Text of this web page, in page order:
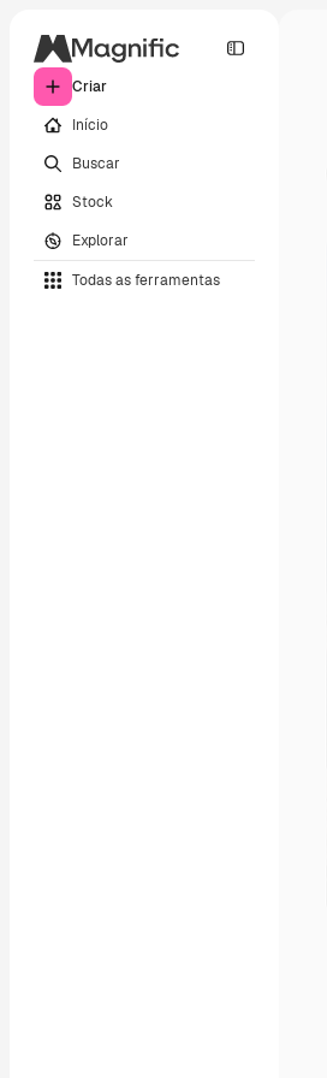
Criar
Início
Buscar
Stock
Explorar
Todas as ferramentas